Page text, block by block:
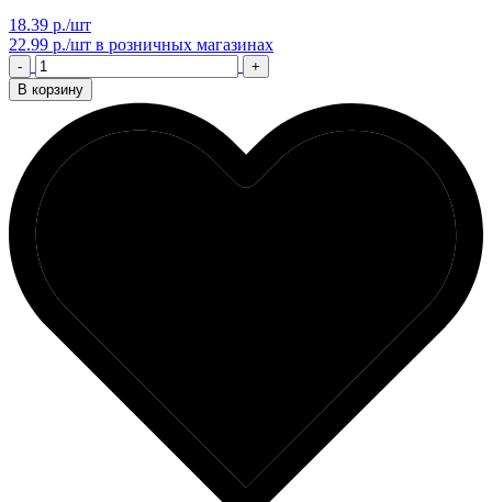
18.39 р./шт
22.99 р./шт в розничных магазинах
-
+
В корзину